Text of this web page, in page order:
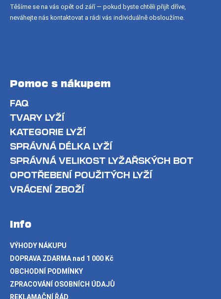
Těšíme se na vás opět od září — pokud byste chtěli přijít dříve,
neváhejte nás kontaktovat a rádi vás individuálně obsloužíme.
Pomoc s nákupem
FAQ
TVARY LYŽÍ
KATEGORIE LYŽÍ
SPRÁVNÁ DÉLKA LYŽÍ
SPRÁVNÁ VELIKOST LYŽAŘSKÝCH BOT
OPOTŘEBENÍ POUŽITÝCH LYŽÍ
VRÁCENÍ ZBOŽÍ
Info
VÝHODY NÁKUPU
DOPRAVA ZDARMA nad 1 000 Kč
OBCHODNÍ PODMÍNKY
ZPRACOVÁNÍ OSOBNÍCH ÚDAJŮ
REKLAMAČNÍ ŘÁD